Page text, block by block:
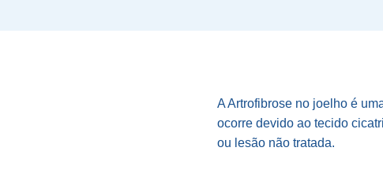
A Artrofibrose no joelho é
ocorre devido ao tecido
ou lesão não tratada.